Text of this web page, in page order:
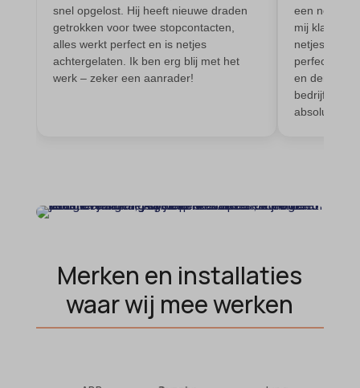
snel opgelost. Hij heeft nieuwe draden
getrokken voor twee stopcontacten,
alles werkt perfect en is netjes
achtergelaten. Ik ben erg blij met het
werk – zeker een aanrader!
een
mij klaar.
netjes
perfect. Ze
en denken
bedrijf zo
absoluut
Merken en installaties
waar wij mee werken
ext_name
ezTOC_hidetoc-0
klaro
MicrosoftApplicationsTelemetryDeviceId
MicrosoftApplicationsTelemetryFirstLaunchTime